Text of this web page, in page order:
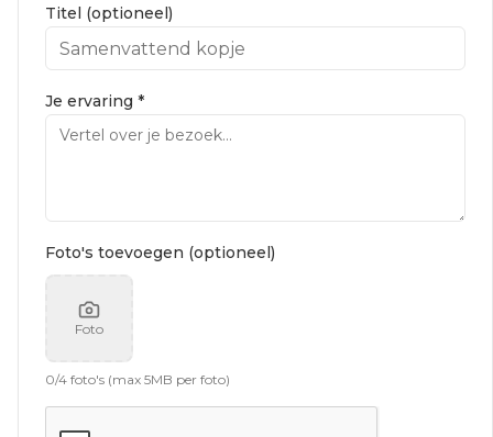
Titel (optioneel)
Je ervaring *
Foto's toevoegen (optioneel)
Foto
0/4 foto's (max 5MB per foto)